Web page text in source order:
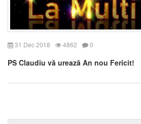
31 Dec 2018 4862 0
PS Claudiu vă urează An nou Fericit!